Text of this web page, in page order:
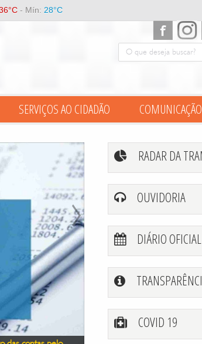
- Mín: 28°C
SERVIÇOS AO CIDADÃO COMUNICAÇÃO
RADAR DA
OUVIDORIA
DIÁRIO OFICIAL
COVID 19